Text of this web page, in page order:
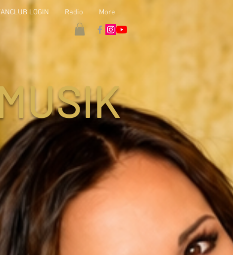
LOGIN Radio More